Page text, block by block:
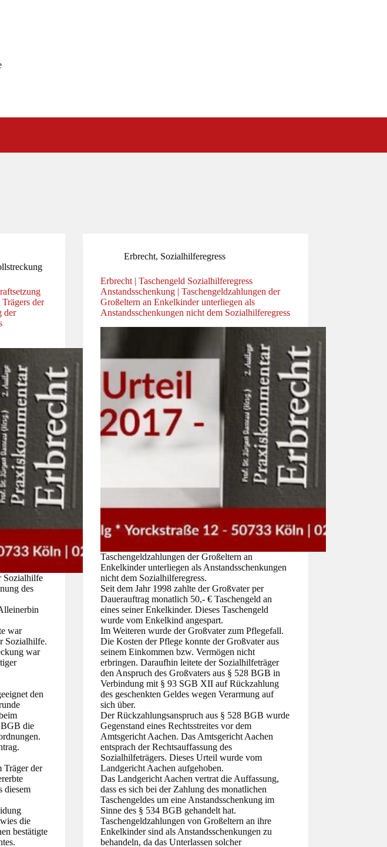
der
der
Sozialhilfe
des
war
Sozialhilfe.
war
den
BGB die
Träger der
diesem
die
bestätigte
Erbrecht, Sozialhilferegress
Erbrecht | Taschengeld Sozialhilferegress
Anstandsschenkung | Taschengeldzahlungen der
Großeltern an Enkelkinder unterliegen als
Anstandsschenkungen nicht dem Sozialhilferegress
Taschengeldzahlungen der Großeltern an
Enkelkinder unterliegen als Anstandsschenkungen
nicht dem Sozialhilferegress.
Seit dem Jahr 1998 zahlte der Großvater per
Dauerauftrag monatlich 50,- € Taschengeld an
eines seiner Enkelkinder. Dieses Taschengeld
wurde vom Enkelkind angespart.
Im Weiteren wurde der Großvater zum Pflegefall.
Die Kosten der Pflege konnte der Großvater aus
seinem Einkommen bzw. Vermögen nicht
erbringen. Daraufhin leitete der Sozialhilfeträger
den Anspruch des Großvaters aus § 528 BGB in
Verbindung mit § 93 SGB XII auf Rückzahlung
des geschenkten Geldes wegen Verarmung auf
sich über.
Der Rückzahlungsanspruch aus § 528 BGB wurde
Gegenstand eines Rechtsstreites vor dem
Amtsgericht Aachen. Das Amtsgericht Aachen
entsprach der Rechtsauffassung des
Sozialhilfeträgers. Dieses Urteil wurde vom
Landgericht Aachen aufgehoben.
Das Landgericht Aachen vertrat die Auffassung,
dass es sich bei der Zahlung des monatlichen
Taschengeldes um eine Anstandsschenkung im
Sinne des § 534 BGB gehandelt hat.
Taschengeldzahlungen von Großeltern an ihre
Enkelkinder sind als Anstandsschenkungen zu
behandeln, da das Unterlassen solcher